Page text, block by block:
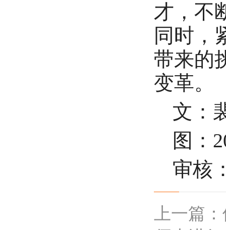
才，不
同时，
带来的
变革。
文：
图：
审核
上一篇：